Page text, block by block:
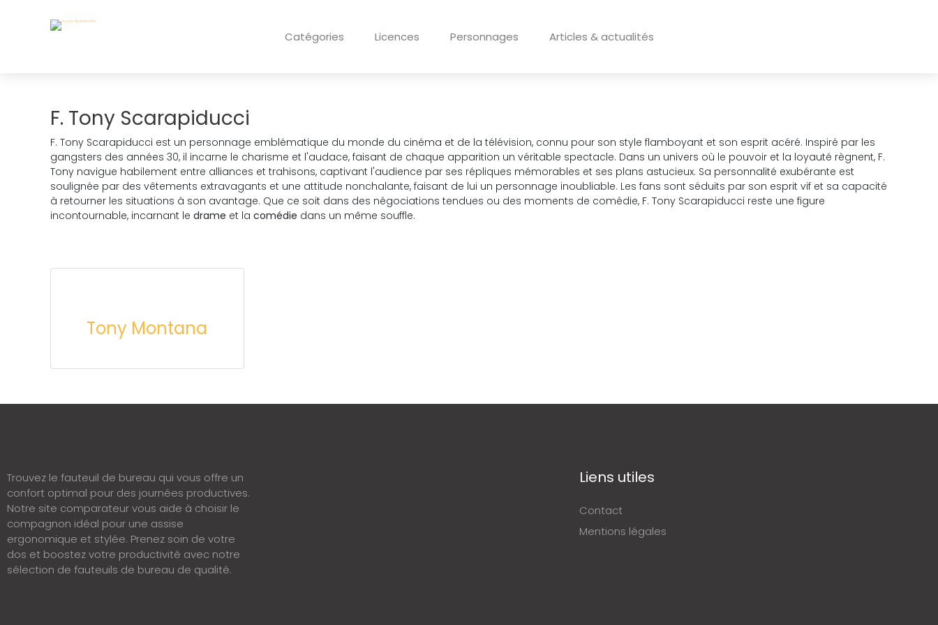
Catégories Licences Personnages Articles & actualités
F. Tony Scarapiducci
F. Tony Scarapiducci est un personnage emblématique du monde du cinéma et de la télévision, connu pour son style flamboyant et son esprit acéré. Inspiré par les
gangsters des années 30, il incarne le charisme et l'audace, faisant de chaque apparition un véritable spectacle. Dans un univers où le pouvoir et la loyauté règnent, F.
Tony navigue habilement entre alliances et trahisons, captivant l'audience par ses répliques mémorables et ses plans astucieux. Sa personnalité exubérante est
soulignée par des vêtements extravagants et une attitude nonchalante, faisant de lui un personnage inoubliable. Les fans sont séduits par son esprit vif et sa capacité
à retourner les situations à son avantage. Que ce soit dans des négociations tendues ou des moments de comédie, F. Tony Scarapiducci reste une figure
incontournable, incarnant le drame et la comédie dans un même souffle.
Tony Montana
Trouvez le fauteuil de bureau qui vous offre un
confort optimal pour des journées productives.
Notre site comparateur vous aide à choisir le
compagnon idéal pour une assise
ergonomique et stylée. Prenez soin de votre
dos et boostez votre productivité avec notre
sélection de fauteuils de bureau de qualité.
Liens utiles
Contact
Mentions légales